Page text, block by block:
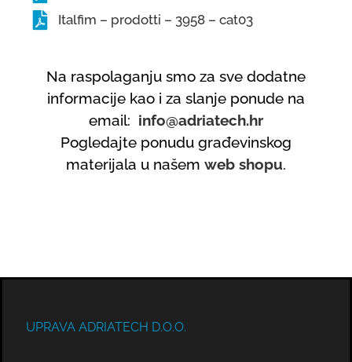
Italfim – prodotti – 3958 – cat03
Na raspolaganju smo za sve dodatne
informacije kao i za slanje ponude na
email: info@adriatech.hr
Pogledajte ponudu građevinskog
materijala u našem web shopu.
UPRAVA ADRIATECH D.O.O.